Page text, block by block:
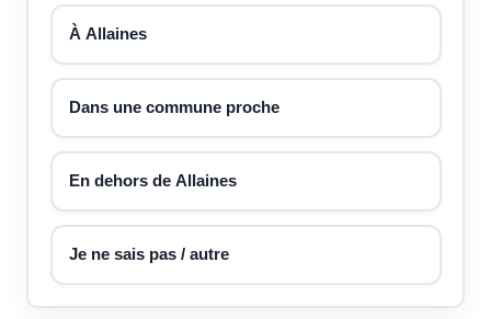
À Allaines
Dans une commune proche
En dehors de Allaines
Je ne sais pas / autre